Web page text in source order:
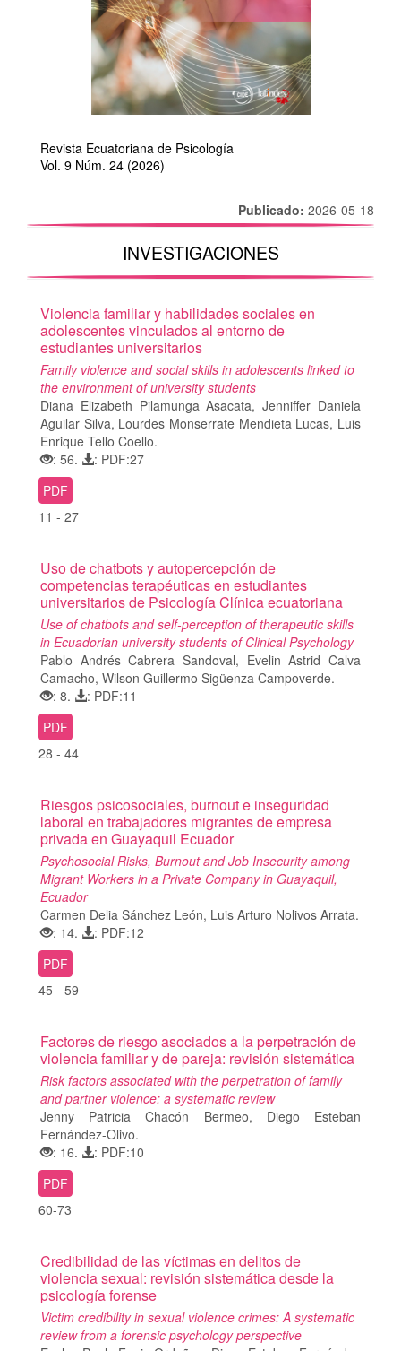
Revista Ecuatoriana de Psicología
Vol. 9 Núm. 24 (2026)
Publicado: 2026-05-18
INVESTIGACIONES
Violencia familiar y habilidades sociales en
adolescentes vinculados al entorno de
estudiantes universitarios
Family violence and social skills in adolescents linked to
the environment of university students
Diana Elizabeth Pilamunga Asacata, Jenniffer Daniela
Aguilar Silva, Lourdes Monserrate Mendieta Lucas, Luis
Enrique Tello Coello.
: 56.
: PDF:27
PDF
11 - 27
Uso de chatbots y autopercepción de
competencias terapéuticas en estudiantes
universitarios de Psicología Clínica ecuatoriana
Use of chatbots and self-perception of therapeutic skills
in Ecuadorian university students of Clinical Psychology
Pablo Andrés Cabrera Sandoval, Evelin Astrid Calva
Camacho, Wilson Guillermo Sigüenza Campoverde.
: 8.
: PDF:11
PDF
28 - 44
Riesgos psicosociales, burnout e inseguridad
laboral en trabajadores migrantes de empresa
privada en Guayaquil Ecuador
Psychosocial Risks, Burnout and Job Insecurity among
Migrant Workers in a Private Company in Guayaquil,
Ecuador
Carmen Delia Sánchez León, Luis Arturo Nolivos Arrata.
: 14.
: PDF:12
PDF
45 - 59
Factores de riesgo asociados a la perpetración de
violencia familiar y de pareja: revisión sistemática
Risk factors associated with the perpetration of family
and partner violence: a systematic review
Jenny Patricia Chacón Bermeo, Diego Esteban
Fernández-Olivo.
: 16.
: PDF:10
PDF
60-73
Credibilidad de las víctimas en delitos de
violencia sexual: revisión sistemática desde la
psicología forense
Victim credibility in sexual violence crimes: A systematic
review from a forensic psychology perspective